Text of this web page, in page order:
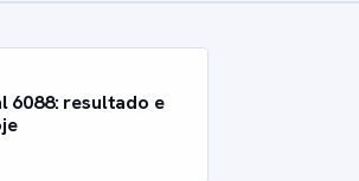
6088: resultado e